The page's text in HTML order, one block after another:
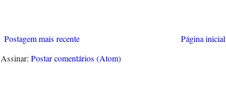
Postagem mais recente
Página inicial
Assinar:Postar comentários (Atom)